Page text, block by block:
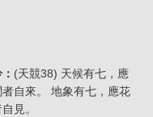
(天競38) 天候有七，應
自來。 地象有七，應花
見。